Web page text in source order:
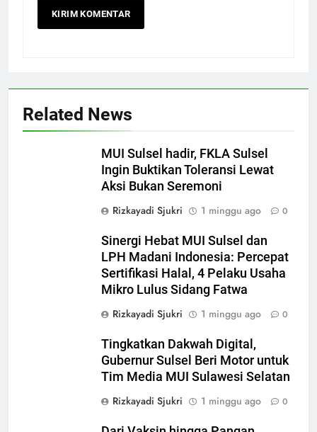
Related News
MUI Sulsel hadir, FKLA Sulsel
Ingin Buktikan Toleransi Lewat
Aksi Bukan Seremoni
Rizkayadi Sjukri
1 minggu ago 0
Sinergi Hebat MUI Sulsel dan
LPH Madani Indonesia: Percepat
Sertifikasi Halal, 4 Pelaku Usaha
Mikro Lulus Sidang Fatwa
Rizkayadi Sjukri
1 minggu ago 0
Tingkatkan Dakwah Digital,
Gubernur Sulsel Beri Motor untuk
Tim Media MUI Sulawesi Selatan
Rizkayadi Sjukri
1 minggu ago 0
MUI Sulsel dan LPH Madani
Indonesia Tetapkan Empat
Pelaku Usaha Halal
NEWS